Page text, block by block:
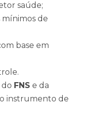
saúde;
mínimos de
base em
do FNS e da
instrumento de